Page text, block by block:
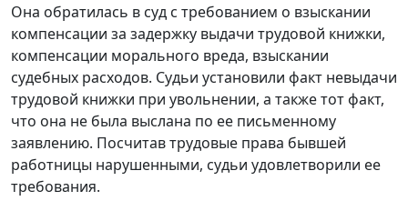
Она обратилась в суд с требованием о взыскании
компенсации за задержку выдачи трудовой книжки,
компенсации морального вреда, взыскании
судебных расходов. Судьи установили факт невыдачи
трудовой книжки при увольнении, а также тот факт,
что она не была выслана по ее письменному
заявлению. Посчитав трудовые права бывшей
работницы нарушенными, судьи удовлетворили ее
требования.